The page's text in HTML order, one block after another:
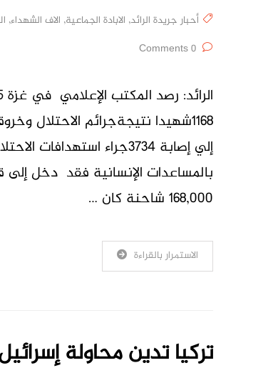
أحبار جريدة الرائد, الابادة الجماعية, الاف الشهداء,
1168شهيدا نتيجةجرائم الاحتلال
168,000 شاحنة كان …
الاستمرار بالقراءة
تركيا تدين محاولة